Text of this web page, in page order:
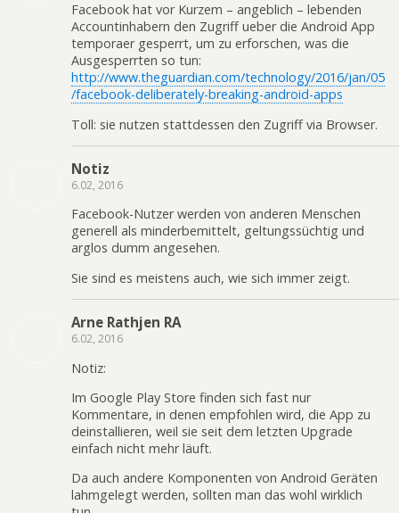
Facebook hat vor Kurzem – angeblich – lebenden
Accountinhabern den Zugriff ueber die Android App
temporaer gesperrt, um zu erforschen, was die
Ausgesperrten so tun:
http://www.theguardian.com/technology/2016/jan/05
/facebook-deliberately-breaking-android-apps
Toll: sie nutzen stattdessen den Zugriff via Browser.
Notiz
6.02, 2016
Facebook-Nutzer werden von anderen Menschen
generell als minderbemittelt, geltungssüchtig und
arglos dumm angesehen.
Sie sind es meistens auch, wie sich immer zeigt.
Arne Rathjen RA
6.02, 2016
Notiz:
Im Google Play Store finden sich fast nur
Kommentare, in denen empfohlen wird, die App zu
deinstallieren, weil sie seit dem letzten Upgrade
einfach nicht mehr läuft.
Da auch andere Komponenten von Android Geräten
lahmgelegt werden, sollten man das wohl wirklich